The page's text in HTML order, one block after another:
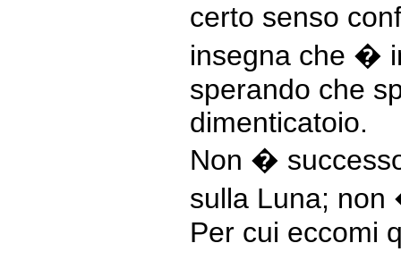
certo senso
insegna che �
sperando che
dimenticatoio.
Non �
sulla Luna; non
Per cui eccomi